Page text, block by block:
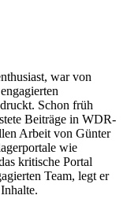
war von
Schon früh
Beiträge in WDR-
Arbeit von Günter
wie
kritische Portal
Team, legt er